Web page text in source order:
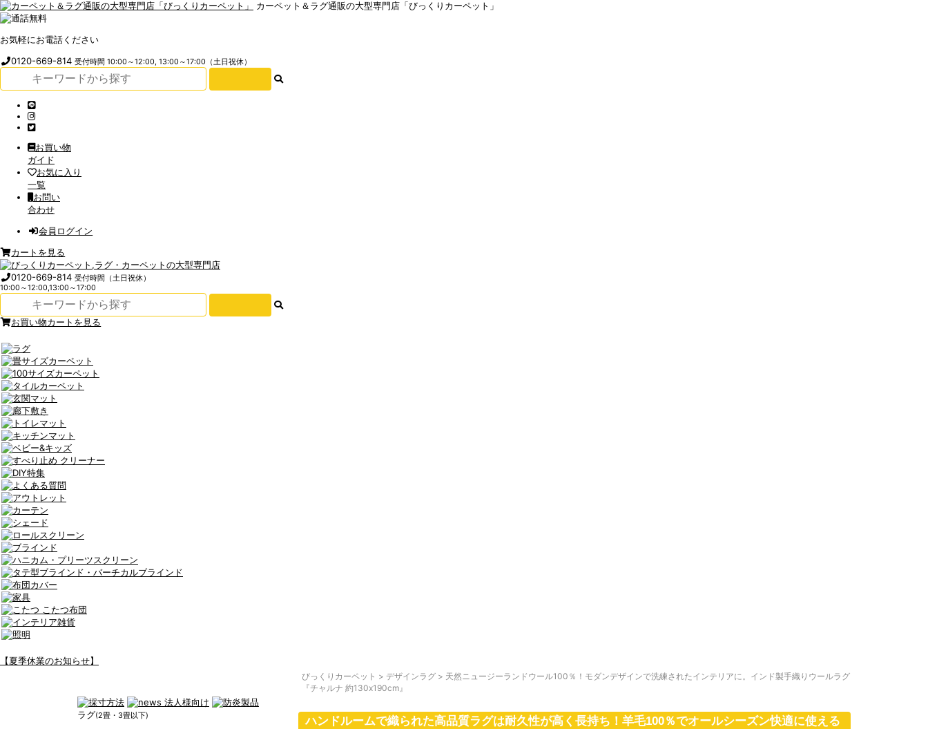
カーペット＆ラグ通販の大型専門店「びっくりカーペット」
お気軽にお電話ください
0120-669-814受付時間 10:00～12:00, 13:00～17:00（土日祝休）
お買い物
ガイド
お気に入り
一覧
お問い
合わせ
会員ログイン
カートを見る
0120-669-814受付時間（土日祝休）
10:00～12:00,13:00～17:00
お買い物カートを見る
【夏季休業のお知らせ】
ラグ(2畳・3畳以下)
びっくりカーペット > デザインラグ > 天然ニュージーランドウール100％！モダンデザインで洗練されたインテリアに。インド製手織りウールラグ
『チャルナ 約130x190cm』
ハンドルームで織られた高品質ラグは耐久性が高く長持ち！羊毛100％でオールシーズン快適に使える